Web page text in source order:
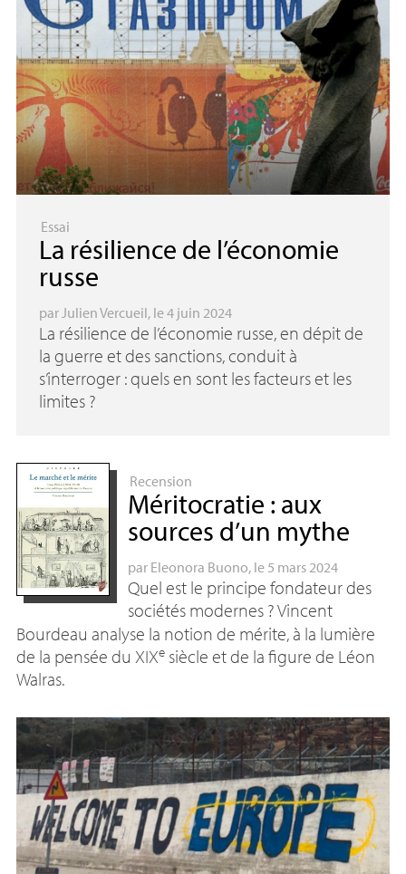
Essai
La résilience de l’économie
russe
parJulien Vercueil, le 4 juin 2024
La résilience de l’économie russe, en dépit de
la guerre et des sanctions, conduit à
s’interroger : quels en sont les facteurs et les
limites ?
Recension
Méritocratie : aux
sources d’un mythe
par Eleonora Buono, le 5 mars 2024
Quel est le principe fondateur des
sociétés modernes ? Vincent
Bourdeau analyse la notion de mérite, à la lumière
de la pensée du XIXesiècle et de la figure de Léon
Walras.